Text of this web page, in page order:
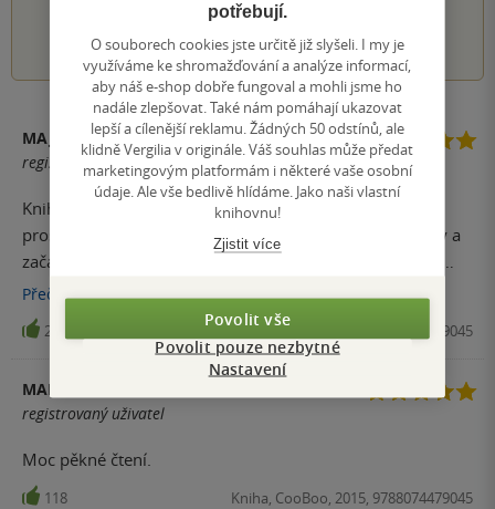
MAJDA
registrovaný uživatel
Knihu jsem dostala od rodičů k Vánocům. Hned 25.
prosince jsem si hned po probuzení vzala knihu do ruky a
začala číst. Četla jsem ji asi čtyři hodiny v kuse a potom
jsem se zvedla z postele. Ovšem kniha byla tak chytlavá, že
večer místo koukání na televizi jsem si šla lehnout o něco
dřív a znovu si četla asi čtyři nebo pět hodin v kuse. Takhle
to trvalo další tři dny a knihu jsem s nadšením dočetla.
Znovu se k ní s radostí vracím, a když jsem po vysvědčení
jela nakupovat oblečení a kosmetiku, tak jsem vlezla i do
knihkupectví a koupila si místo nějakého krásného tílka či
řasenky koupila druhý díl, patřící k této knížce.
Přečístvíce
240 Kniha, CooBoo, 2015, 9788074479045
MARTINA
registrovaný uživatel
Moc pěkné čtení.
118 Kniha, CooBoo, 2015, 9788074479045
potřebují.
O souborech cookies jste určitě již slyšeli. I my je
využíváme ke shromažďování a analýze informací,
aby náš e-shop dobře fungoval a mohli jsme ho
nadále zlepšovat. Také nám pomáhají ukazovat
lepší a cílenější reklamu. Žádných 50 odstínů, ale
klidně Vergilia v originále. Váš souhlas může předat
marketingovým platformám i některé vaše osobní
údaje. Ale vše bedlivě hlídáme. Jako naši vlastní
knihovnu!
Zjistit více
Povolit vše
Povolit pouze nezbytné
Nastavení